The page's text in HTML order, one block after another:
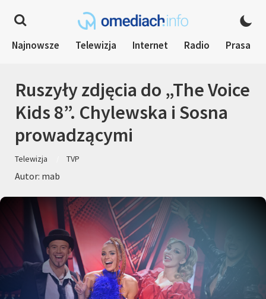
Najnowsze Telewizja Internet Radio Prasa
Ruszyły zdjęcia do „The Voice
Kids 8”. Chylewska i Sosna
prowadzącymi
Telewizja TVP
Autor: mab